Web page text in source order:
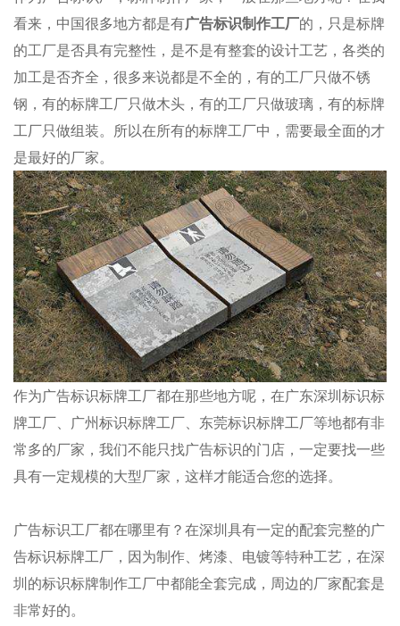
看来，中国很多地方都是有广告标识制作工厂的，只是标牌
的工厂是否具有完整性，是不是有整套的设计工艺，各类的
加工是否齐全，很多来说都是不全的，有的工厂只做不锈
钢，有的标牌工厂只做木头，有的工厂只做玻璃，有的标牌
工厂只做组装。所以在所有的标牌工厂中，需要最全面的才
是最好的厂家。
作为广告标识标牌工厂都在那些地方呢，在广东深圳 标识标
牌工厂、广州标识标牌工厂、东莞标识标牌工厂等地都有非
常多的厂家，我们不能只找广告标识的门店，一定要找一些
具有一定规模的大型厂家，这样才能适合您的选择。
广告标识工厂都在哪里有？ 在深圳具有一定的配套完整的广
告标识标牌工厂，因为制作、烤漆、电镀等特种工艺，在深
圳的标识标牌制作工厂中都能全套完成，周边的厂家配套是
非常好的。